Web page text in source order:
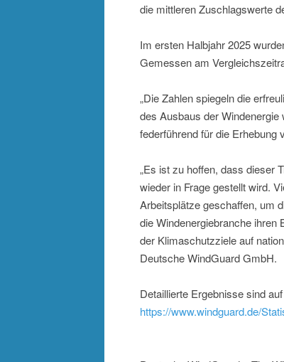
die mittleren Zuschlagswerte
Im ersten Halbjahr 2025
Gemessen am
„Die Zahlen spiegeln die
des Ausbaus der
federführend für die
„Es ist zu hoffen, dass dieser
wieder in Frage gestellt wird.
Arbeitsplätze geschaffen, um
die Windenergiebranche
der Klimaschutzziele auf
Deutsche WindGuard GmbH.
Detaillierte Ergebnisse sind
https://www.windguard.de/